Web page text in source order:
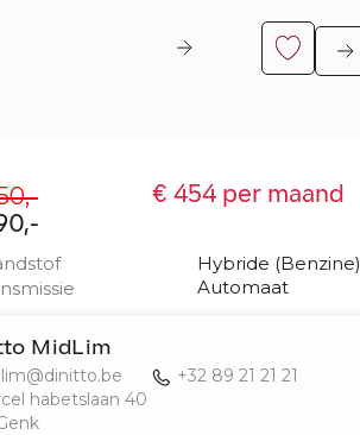
€ 454 per maand
Hybride (Benzine)
Automaat
MidLim
+32 89 21 21 21
habetslaan 40